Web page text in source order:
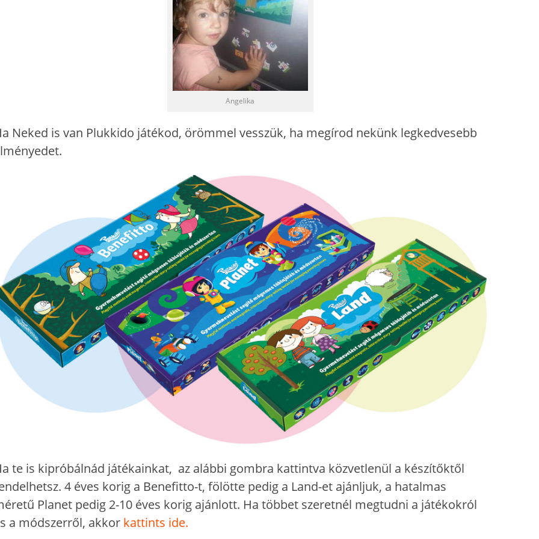
Angelika
Neked is van Plukkido játékod, örömmel vesszük, ha megírod nekünk legkedvesebb
te is kipróbálnád játékainkat, az alábbi gombra kattintva közvetlenül a készítőktől
4 éves korig a Benefitto-t, fölötte pedig a Land-et ajánljuk, a hatalmas
Planet pedig 2-10 éves korig ajánlott. Ha többet szeretnél megtudni a játékokról
a módszerről, akkor kattints ide.